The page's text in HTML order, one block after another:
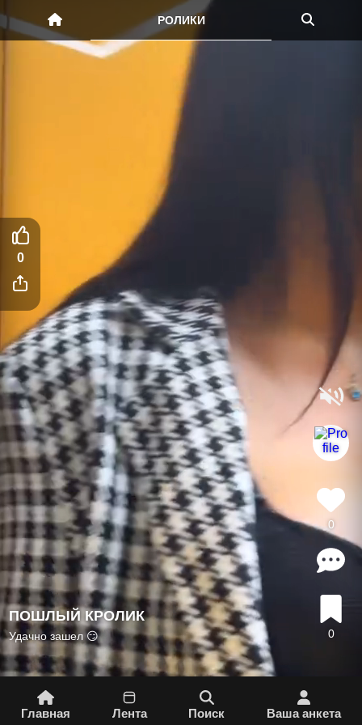
РОЛИКИ
ПОШЛЫЙ КРОЛИК
Удачно зашел 😏
0
0
Главная Лента Поиск Вашa aнкета
0